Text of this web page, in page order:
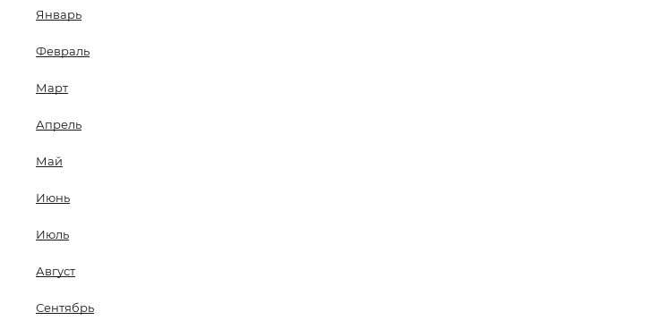
Январь
Февраль
Март
Апрель
Май
Июнь
Июль
Август
Сентябрь